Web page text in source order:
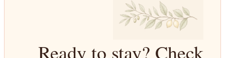
Ready to stay? Check